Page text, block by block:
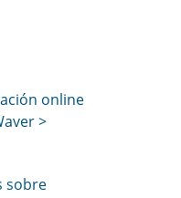
online
>
sobre